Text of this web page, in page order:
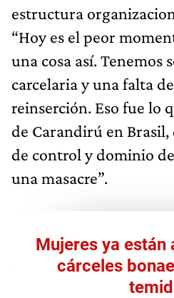
estructura
“Hoy es el peor
una cosa así. Tenemos
carcelaria y una falta
reinserción. Eso fue lo
de Carandirú en
de control y dominio
una masacre”.
Mujeres ya están
cárceles